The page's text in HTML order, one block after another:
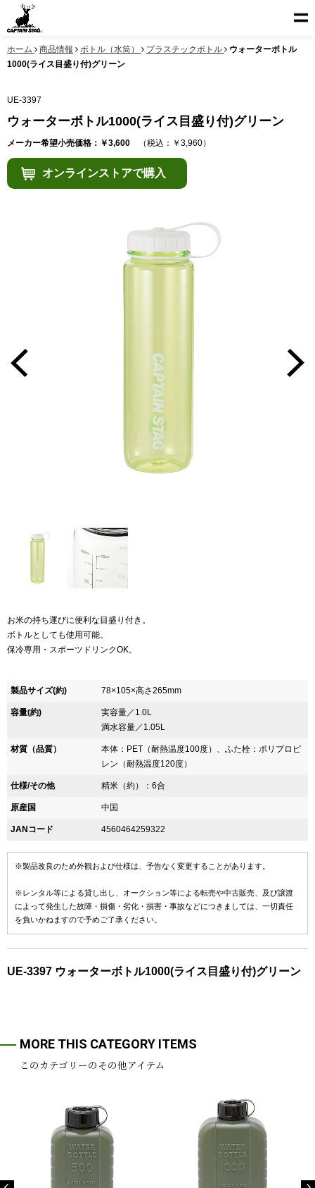
ホーム 商品情報 ボトル（水筒） プラスチックボトル
ウォーターボトル
1000(ライス目盛り付)グリーン
UE-3397
ウォーターボトル1000(ライス目盛り付)グリーン
メーカー希望小売価格：￥3,600 （税込：￥3,960）
オンラインストアで購入
お米の持ち運びに便利な目盛り付き。
ボトルとしても使用可能。
保冷専用・スポーツドリンクOK。
製品サイズ(約) 78×105×高さ265mm
容量(約)
実容量／1.0L
満水容量／1.05L
材質（品質）
本体：PET（耐熱温度100度）、ふた栓：ポリプロピ
レン（耐熱温度120度）
仕様/その他 精米（約）：6合
原産国 中国
JANコード 4560464259322
※製品改良のため外観および仕様は、予告なく変更することがあります。
※レンタル等による貸し出し、オークション等による転売や中古販売、及び譲渡
によって発生した故障・損傷・劣化・損害・事故などにつきましては、一切責任
を負いかねますので予めご了承ください。
UE-3397 ウォーターボトル1000(ライス目盛り付)グリーン
MORE THIS CATEGORY ITEMS
このカテゴリーのその他アイテム